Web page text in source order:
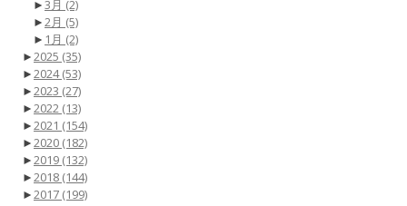
►3月 (2)
►2月 (5)
► 1月 (2)
►2025 (35)
►2024(53)
►2023 (27)
►2022 (13)
►2021 (154)
►2020 (182)
►2019 (132)
►2018 (144)
►2017 (199)